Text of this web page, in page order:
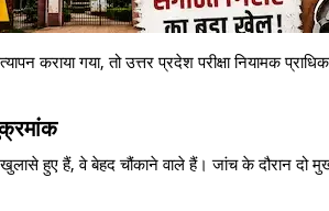
कराया गया, तो उत्तर प्रदेश परीक्षा नियामक
खुलासे हुए हैं, वे बेहद चौंकाने वाले हैं। जांच के दौरान दो